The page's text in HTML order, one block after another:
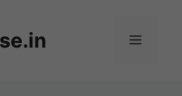
Menu